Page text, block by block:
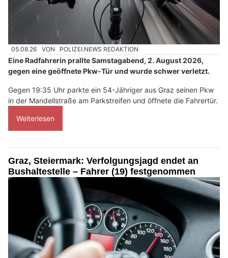
05.08.26 VON POLIZEI.NEWS REDAKTION
Eine Radfahrerin prallte Samstagabend, 2. August 2026,
gegen eine geöffnete Pkw-Tür und wurde schwer verletzt.
Gegen 19:35 Uhr parkte ein 54-Jähriger aus Graz seinen Pkw
in der Mandellstraße am Parkstreifen und öffnete die Fahrertür.
Weiterlesen
Graz, Steiermark: Verfolgungsjagd endet an
Bushaltestelle – Fahrer (19) festgenommen